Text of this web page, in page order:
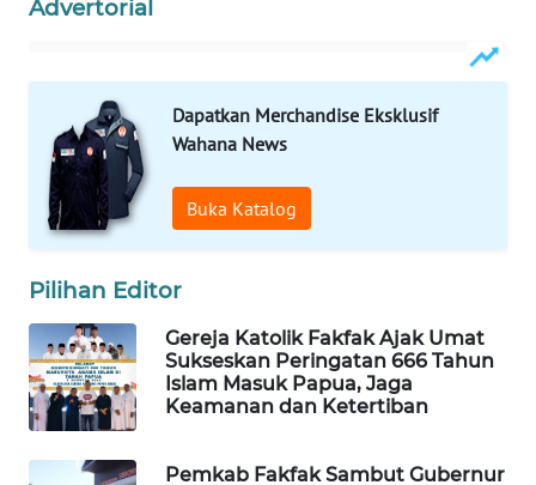
Advertorial
Dapatkan Merchandise Eksklusif
Wahana News
Buka Katalog
Pilihan Editor
Gereja Katolik Fakfak Ajak Umat
Sukseskan Peringatan 666 Tahun
Islam Masuk Papua, Jaga
Keamanan dan Ketertiban
Pemkab Fakfak Sambut Gubernur
MAWAKA
MARTABAT
NET
PLN
WATCH
LPKKI
LKKI
KOPEKLIN